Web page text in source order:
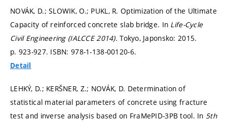
NOVÁK, D.; SLOWIK, O.; PUKL, R. Optimization of the Ultimate
Capacity of reinforced concrete slab bridge. In Life-Cycle
Civil Engineering (IALCCE 2014).Tokyo, Japonsko: 2015.
p. 923-927. ISBN: 978-1-138-00120-6.
Detail
LEHKÝ, D.; KERŠNER, Z.; NOVÁK, D. Determination of
statistical material parameters of concrete using fracture
test and inverse analysis based on FraMePID-3PB tool. In 5th